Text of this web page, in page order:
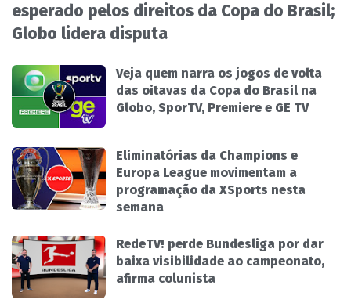
esperado pelos direitos da Copa do Brasil;
Globo lidera disputa
Veja quem narra os jogos de volta
das oitavas da Copa do Brasil na
Globo, SporTV, Premiere e GE TV
Eliminatórias da Champions e
Europa League movimentam a
programação da XSports nesta
semana
RedeTV! perde Bundesliga por dar
baixa visibilidade ao campeonato,
afirma colunista